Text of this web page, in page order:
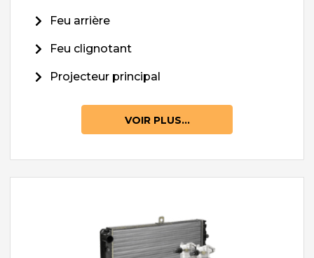
Feu arrière
Feu clignotant
Projecteur principal
VOIR PLUS...